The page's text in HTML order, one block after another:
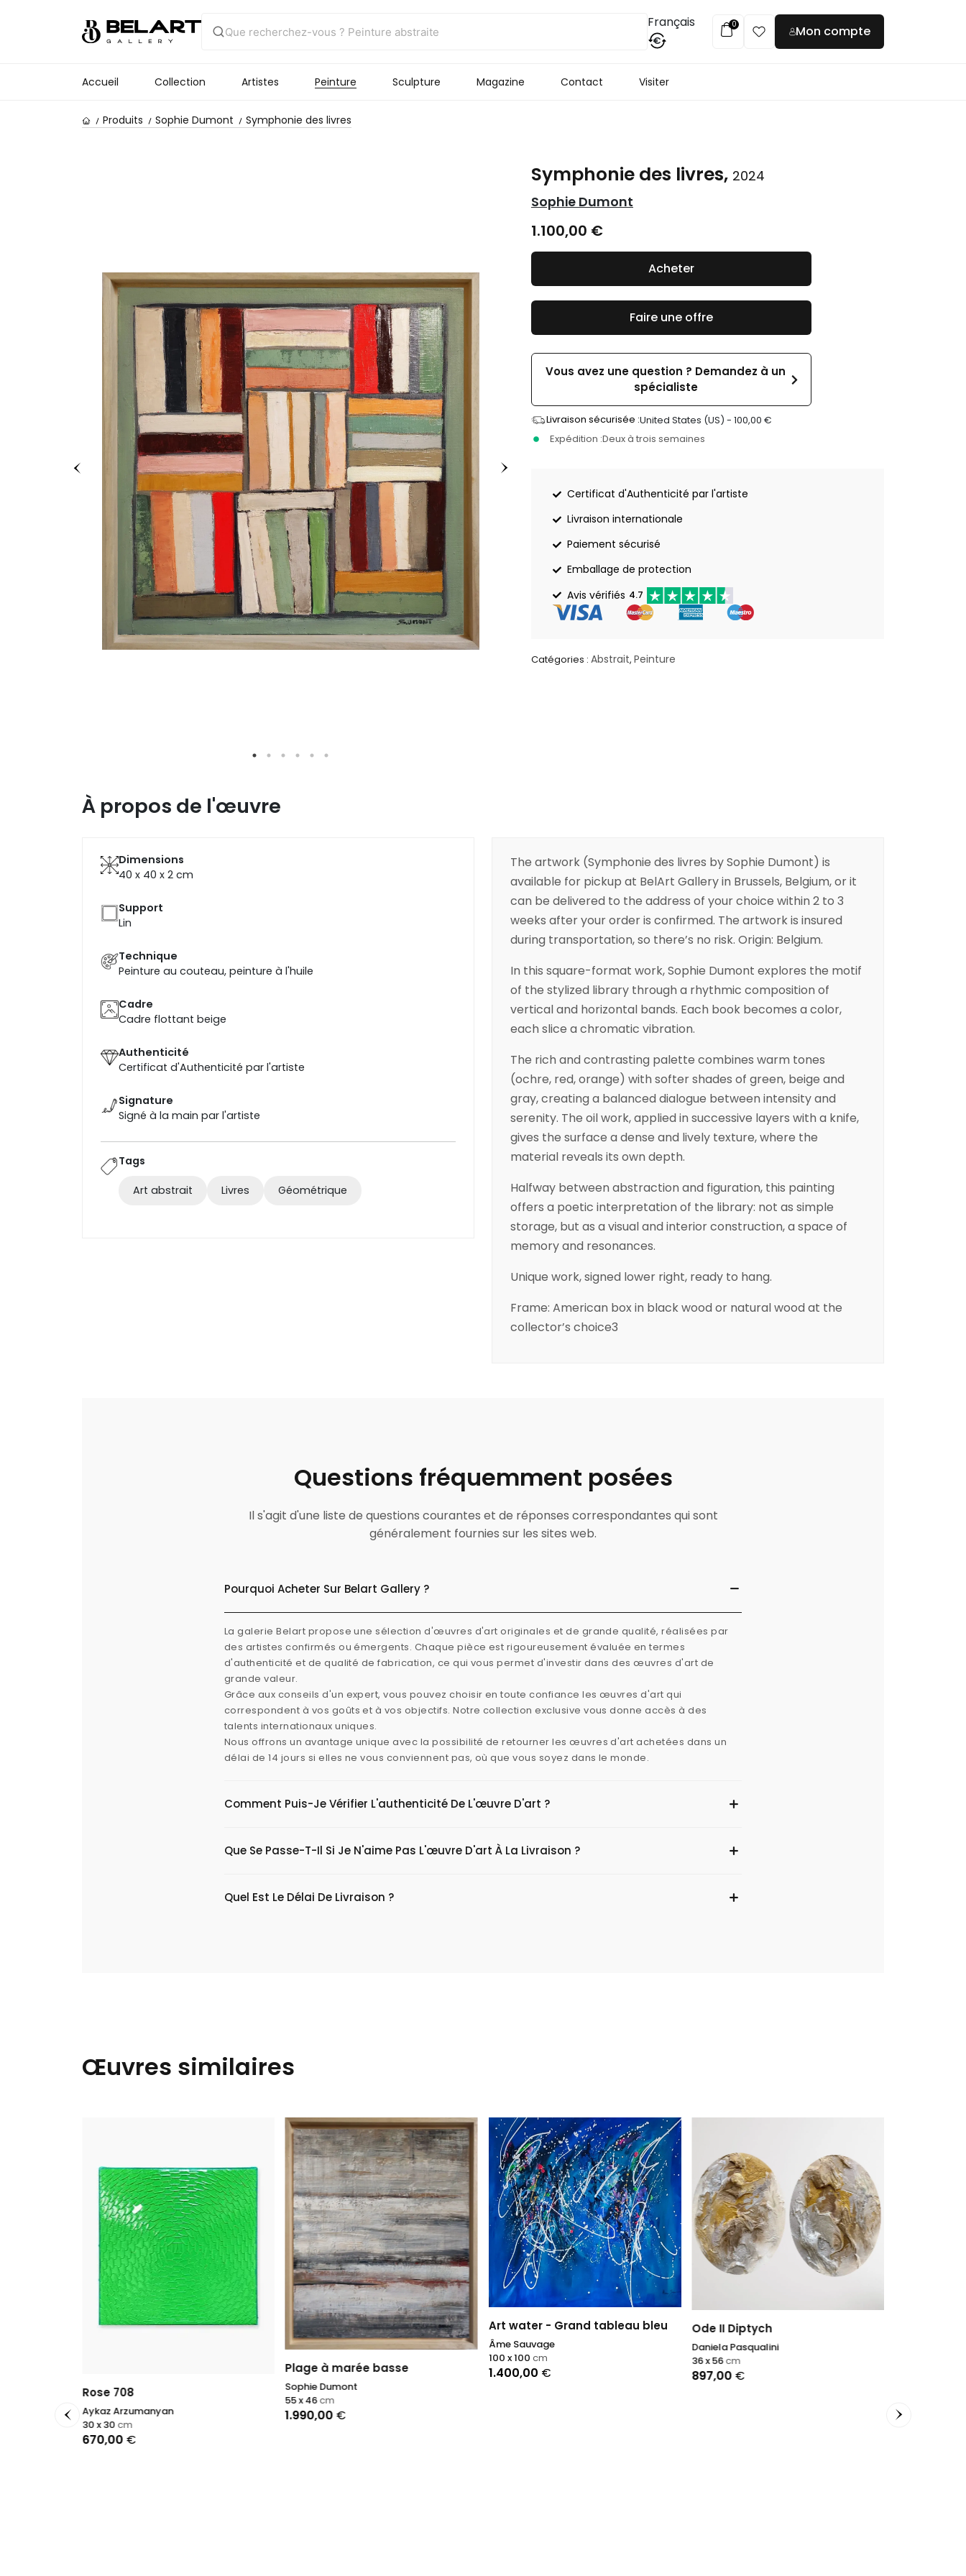
Français
€
0 Mon compte
Accueil Collection Artistes Peinture Sculpture Magazine Contact Visiter
Produits Sophie Dumont Symphonie des livres
Symphonie des livres, 2024
Sophie Dumont
1.100,00 €
Faire une offre
Vous avez une question ? Demandez à un
spécialiste
Livraison sécurisée :United States (US) -100,00€
Expédition :Deux à trois semaines
Certificat d'Authenticité par l'artiste
Livraison internationale
Paiement sécurisé
Emballage de protection
Avis vérifiés 4.7
Catégories : Abstrait, Peinture
Acheter
À propos de l'œuvre
Dimensions
40 x 40 x 2 cm
Support
Lin
Technique
Peinture au couteau, peinture à l'huile
Cadre
Cadre flottant beige
Authenticité
Certificat d'Authenticité par l'artiste
Signature
Signé à la main par l'artiste
Tags
Art abstrait Livres Géométrique
The artwork (Symphonie des livres by Sophie Dumont) is
available for pickup at BelArt Gallery in Brussels, Belgium, or it
can be delivered to the address of your choice within 2 to 3
weeks after your order is confirmed. The artwork is insured
during transportation, so there’s no risk. Origin: Belgium.
In this square-format work, Sophie Dumont explores the motif
of the stylized library through a rhythmic composition of
vertical and horizontal bands. Each book becomes a color,
each slice a chromatic vibration.
The rich and contrasting palette combines warm tones
(ochre, red, orange) with softer shades of green, beige and
gray, creating a balanced dialogue between intensity and
serenity. The oil work, applied in successive layers with a knife,
gives the surface a dense and lively texture, where the
material reveals its own depth.
Halfway between abstraction and figuration, this painting
offers a poetic interpretation of the library: not as simple
storage, but as a visual and interior construction, a space of
memory and resonances.
Unique work, signed lower right, ready to hang.
Frame: American box in black wood or natural wood at the
collector’s choice3
Questions fréquemment posées
Il s'agit d'une liste de questions courantes et de réponses correspondantes qui sont
généralement fournies sur les sites web.
Pourquoi Acheter Sur Belart Gallery ?
La galerie Belart propose une sélection d'œuvres d'art originales et de grande qualité, réalisées par
des artistes confirmés ou émergents. Chaque pièce est rigoureusement évaluée en termes
d'authenticité et de qualité de fabrication, ce qui vous permet d'investir dans des œuvres d'art de
grande valeur.
Grâce aux conseils d'un expert, vous pouvez choisir en toute confiance les œuvres d'art qui
correspondent à vos goûts et à vos objectifs. Notre collection exclusive vous donne accès à des
talents internationaux uniques.
Nous offrons un avantage unique avec la possibilité de retourner les œuvres d'art achetées dans un
délai de 14 jours si elles ne vous conviennent pas, où que vous soyez dans le monde.
Comment Puis-Je Vérifier L'authenticité De L'œuvre D'art ?
Que Se Passe-T-Il Si Je N'aime Pas L'œuvre D'art À La Livraison ?
Quel Est Le Délai De Livraison ?
Œuvres similaires
Rose 708
Aykaz Arzumanyan
670,00 €
30 x 30 cm
Plage à marée basse
Sophie Dumont
1.990,00 €
55 x 46cm
Art water - Grand tableau bleu
Âme Sauvage
1.400,00 €
100 x 100 cm
Ode II Diptych
Daniela Pasqualini
897,00 €
36 x 56cm